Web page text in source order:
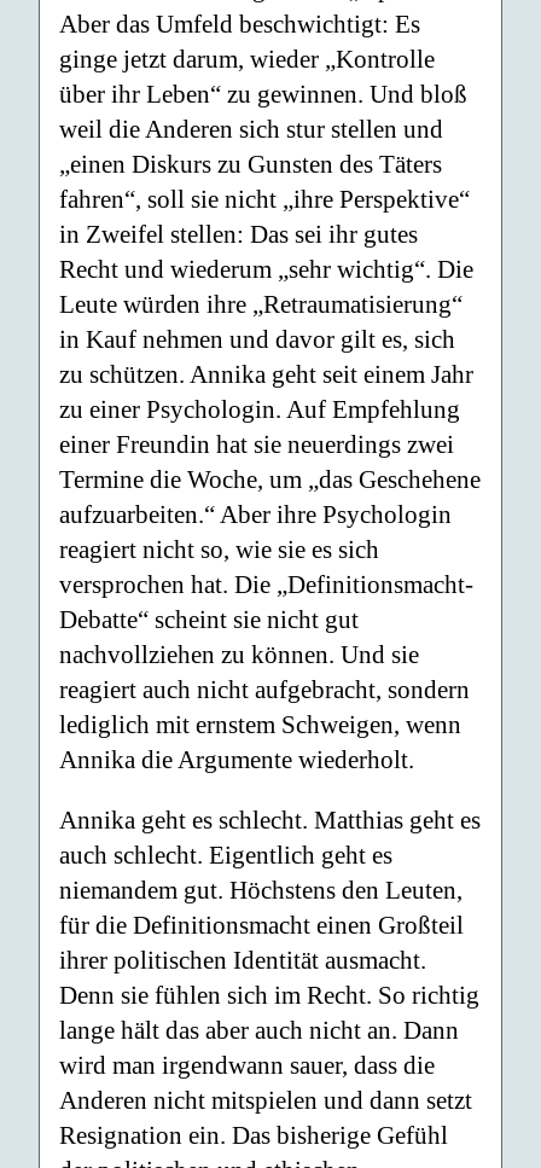
Aber das Umfeld beschwichtigt: Es
ginge jetzt darum, wieder „Kontrolle
über ihr Leben“ zu gewinnen. Und bloß
weil die Anderen sich stur stellen und
„einen Diskurs zu Gunsten des Täters
fahren“, soll sie nicht „ihre Perspektive“
in Zweifel stellen: Das sei ihr gutes
Recht und wiederum „sehr wichtig“. Die
Leute würden ihre „Retraumatisierung“
in Kauf nehmen und davor gilt es, sich
zu schützen. Annika geht seit einem Jahr
zu einer Psychologin. Auf Empfehlung
einer Freundin hat sie neuerdings zwei
Termine die Woche, um „das Geschehene
aufzuarbeiten.“ Aber ihre Psychologin
reagiert nicht so, wie sie es sich
versprochen hat. Die „Definitionsmacht-
Debatte“ scheint sie nicht gut
nachvollziehen zu können. Und sie
reagiert auch nicht aufgebracht, sondern
lediglich mit ernstem Schweigen, wenn
Annika die Argumente wiederholt.
Annika geht es schlecht. Matthias geht es
auch schlecht. Eigentlich geht es
niemandem gut. Höchstens den Leuten,
für die Definitionsmacht einen Großteil
ihrer politischen Identität ausmacht.
Denn sie fühlen sich im Recht. So richtig
lange hält das aber auch nicht an. Dann
wird man irgendwann sauer, dass die
Anderen nicht mitspielen und dann setzt
Resignation ein. Das bisherige Gefühl